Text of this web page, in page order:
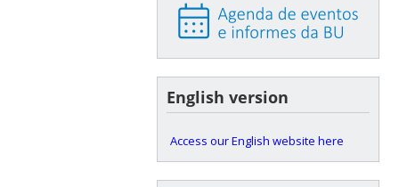
English version
Access our English website here